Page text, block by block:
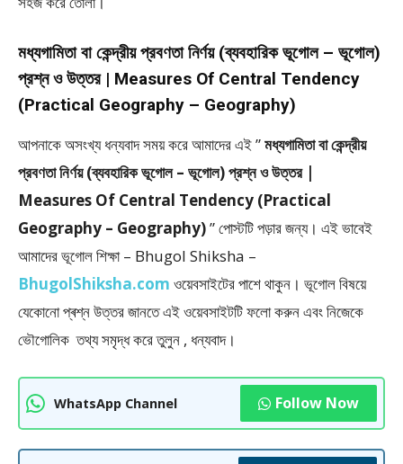
মধ্যগামিতা বা কেন্দ্রীয় প্রবণতা নির্ণয় (ব্যবহারিক ভূগোল – ভূগোল)
প্রশ্ন ও উত্তর | Measures Of Central Tendency
(Practical Geography – Geography)
আপনাকে অসংখ্য ধন্যবাদ সময় করে আমাদের এই ”মধ্যগামিতা বা কেন্দ্রীয়
প্রবণতা নির্ণয় (ব্যবহারিক ভূগোল – ভূগোল) প্রশ্ন ও উত্তর |
Measures Of Central Tendency (Practical
Geography – Geography)” পােস্টটি পড়ার জন্য। এই ভাবেই
আমাদের ভূগোল শিক্ষা – Bhugol Shiksha –
BhugolShiksha.com ওয়েবসাইটের পাশে থাকুন। ভূগোল বিষয়ে
যেকোনো প্ৰশ্ন উত্তর জানতে এই ওয়েবসাইটটি ফলাে করুন এবং নিজেকে
ভৌগোলিক তথ্য সমৃদ্ধ করে তুলুন , ধন্যবাদ।
WhatsApp Channel Follow Now